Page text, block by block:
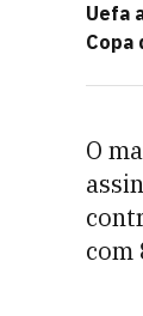
Uefa
Copa
O
com